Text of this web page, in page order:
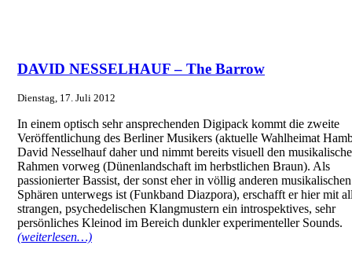
DAVID NESSELHAUF – The Barrow
Dienstag, 17. Juli 2012
In einem optisch sehr ansprechenden Digipack kommt die zweite
Veröffentlichung des Berliner Musikers (aktuelle Wahlheimat
David Nesselhauf daher und nimmt bereits visuell den
Rahmen vorweg (Dünenlandschaft im herbstlichen Braun). Als
passionierter Bassist, der sonst eher in völlig anderen musikalischen
Sphären unterwegs ist (Funkband Diazpora), erschafft er hier mit
strangen, psychedelischen Klangmustern ein introspektives, sehr
persönliches Kleinod im Bereich dunkler experimenteller Sounds.
(weiterlesen…)